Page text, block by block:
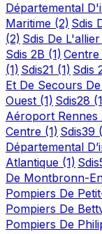
Départemental
Maritime (2) Sdis
(2) Sdis De L'allier
Sdis 2B (1)
(1) Sdis21 (1) Sdis
Et De Secours
Ouest (1) Sdis28
Aéroport Rennes
Centre (1) Sdis39
Départemental
Atlantique (1)
De Montbronn-
Pompiers De
Pompiers De
Pompiers De